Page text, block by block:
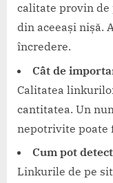
calitate provin
din aceeași nișă.
încredere.
Cât de
Calitatea
cantitatea. Un
nepotrivite poate
Cum pot
Linkurile de pe